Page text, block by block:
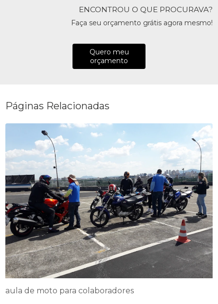
ENCONTROU O QUE PROCURAVA?
Faça seu orçamento grátis agora mesmo!
Quero meu
orçamento
Páginas Relacionadas
aula de moto para colaboradores